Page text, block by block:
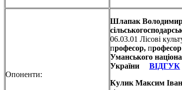
Опоненти:
Шлапак
06.03.01 Лісові
професор, п
Уманського
України ВІДГУК
Кулик Максим